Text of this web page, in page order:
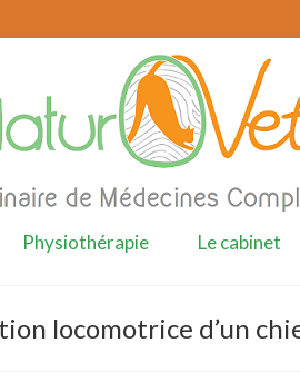
Physiothérapie Le cabinet
locomotrice d’un